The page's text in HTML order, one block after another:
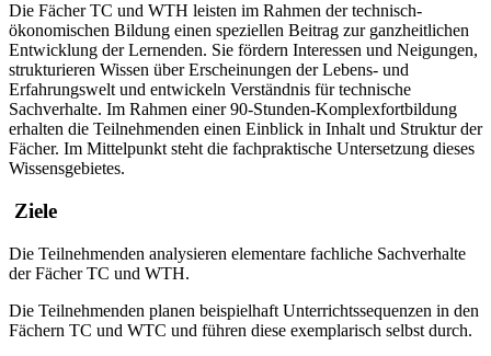
Die Fächer TC und WTH leisten im Rahmen der technisch-
ökonomischen Bildung einen speziellen Beitrag zur ganzheitlichen
Entwicklung der Lernenden. Sie fördern Interessen und Neigungen,
strukturieren Wissen über Erscheinungen der Lebens- und
Erfahrungswelt und entwickeln Verständnis für technische
Sachverhalte. Im Rahmen einer 90-Stunden-Komplexfortbildung
erhalten die Teilnehmenden einen Einblick in Inhalt und Struktur der
Fächer. Im Mittelpunkt steht die fachpraktische Untersetzung dieses
Wissensgebietes.
Ziele
Die Teilnehmenden analysieren elementare fachliche Sachverhalte
der Fächer TC und WTH.
Die Teilnehmenden planen beispielhaft Unterrichtssequenzen in den
Fächern TC und WTC und führen diese exemplarisch selbst durch.